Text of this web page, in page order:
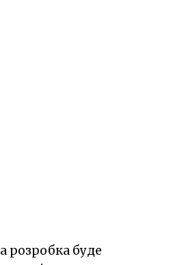
розробка буде